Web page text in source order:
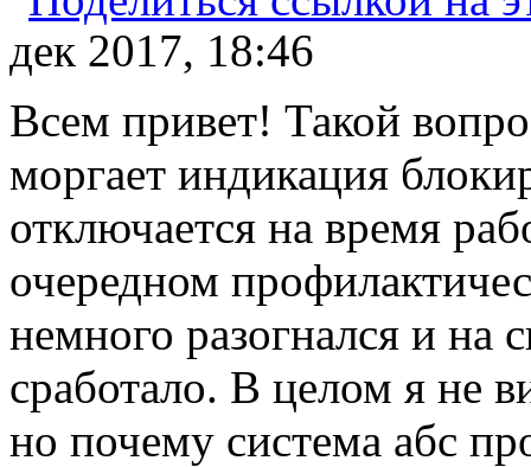
дек 2017, 18:46
Всем привет! Такой
моргает индикация
отключается на время
очередном
немного разогнался и на
сработало. В целом я не
но почему система абс